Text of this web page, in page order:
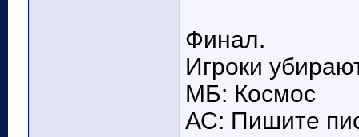
Финал.
Игроки
МБ: Космос
АС: Пишите